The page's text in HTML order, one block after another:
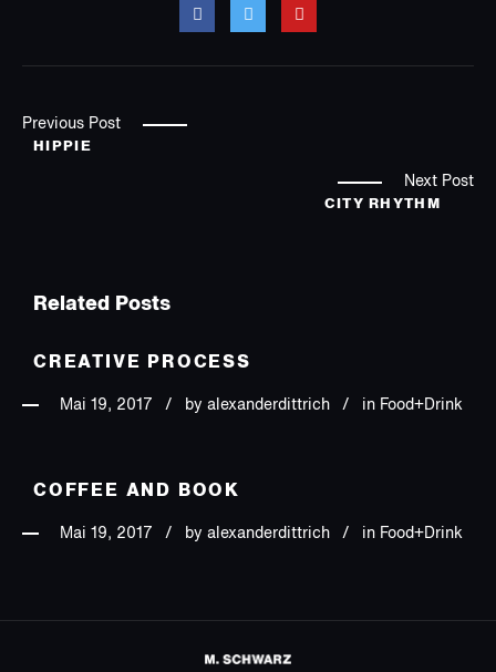
Previous Post
HIPPIE
Next Post
CITY RHYTHM
Related Posts
CREATIVE PROCESS
Mai 19, 2017 by alexanderdittrich in Food+Drink
COFFEE AND BOOK
Mai 19, 2017 by alexanderdittrich in Food+Drink